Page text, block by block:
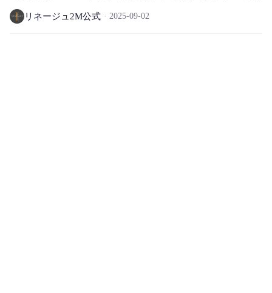
リネージュ2M公式 2025-09-02